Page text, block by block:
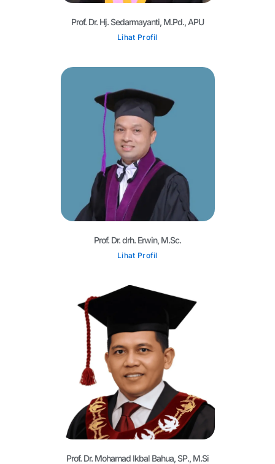
Prof. Dr. Hj. Sedarmayanti, M.Pd., APU
Lihat Profil
Prof. Dr. drh. Erwin, M.Sc.
Lihat Profil
Prof. Dr. Mohamad Ikbal Bahua, SP., M.Si